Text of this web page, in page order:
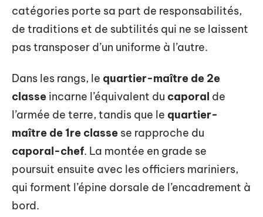
catégories porte sa part de responsabilités,
de traditions et de subtilités qui ne se laissent
pas transposer d’un uniforme à l’autre.
Dans les rangs, le quartier-maître de 2e
classe incarne l’équivalent du caporal de
l’armée de terre, tandis que le quartier-
maître de 1re classe se rapproche du
caporal-chef. La montée en grade se
poursuit ensuite avec les officiers mariniers,
qui forment l’épine dorsale de l’encadrement à
bord.